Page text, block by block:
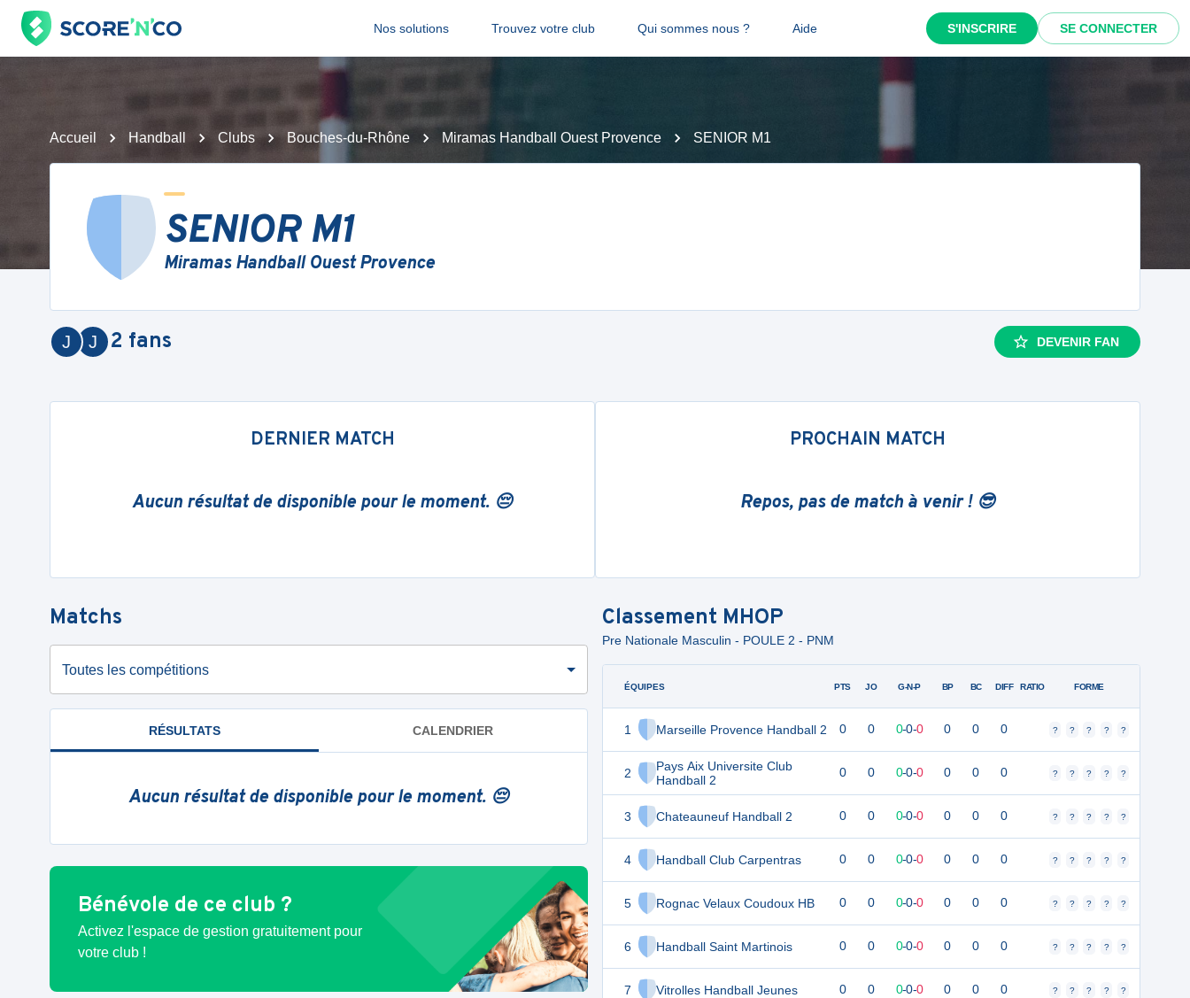
Nos solutions Trouvez votre club Qui sommes nous ? Aide S'INSCRIRE SE CONNECTER
Accueil Handball Clubs Bouches-du-Rhône Miramas Handball Ouest Provence SENIOR M1
SENIOR M1
Miramas Handball Ouest Provence
J
J 2 fans DEVENIR FAN
DERNIER MATCH
Aucun résultat de disponible pour le moment. 😔
PROCHAIN MATCH
Repos, pas de match à venir ! 😎
Matchs
Toutes les compétitions
RÉSULTATS CALENDRIER
Aucun résultat de disponible pour le moment. 😔
Bénévole de ce club ?
Activez l'espace de gestion gratuitement pour
votre club !
Classement MHOP
Pre Nationale Masculin - POULE 2 - PNM
ÉQUIPES
1 Marseille Provence Handball 2
2
Pays Aix Universite Club
Handball 2
3 Chateauneuf Handball 2
4 Handball Club Carpentras
5 Rognac Velaux Coudoux HB
6 Handball Saint Martinois
7 Vitrolles Handball Jeunes
PTS JO G-N-P BP BC DIFF RATIO FORME
0 0 0-0-0 0 0 0 ? ? ? ? ?
0 0 0-0-0 0 0 0 ? ? ? ? ?
0 0 0-0-0 0 0 0 ? ? ? ? ?
0 0 0-0-0 0 0 0 ? ? ? ? ?
0 0 0-0-0 0 0 0 ? ? ? ? ?
0 0 0-0-0 0 0 0 ? ? ? ? ?
0 0 0-0-0 0 0 0 ? ? ? ? ?